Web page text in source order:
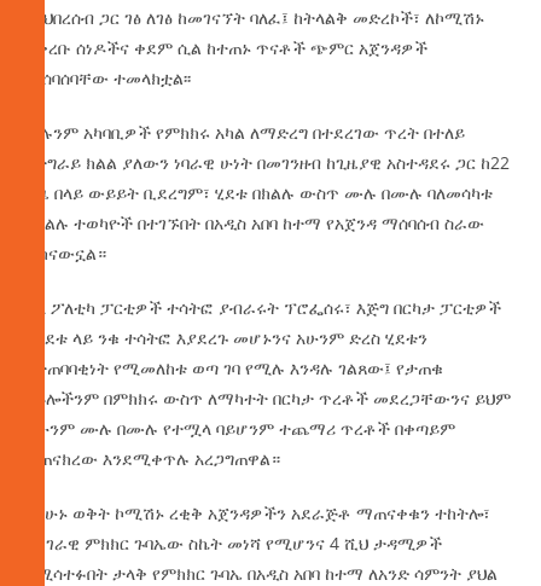
ማህበረሰብ ጋር ገፅ ለገፅ ከመገናኘት ባለፈ፤ ከትላልቅ መድረኮች፣ ለኮሚሽኑ
ከቀረቡ ሰነዶችና ቀደም ሲል ከተጠኑ ጥናቶች ጭምር አጀንዳዎች
መሰባሰባቸው ተመላክቷል፡፡
ሁሉንም አካባቢዎች የምክክሩ አካል ለማድረግ በተደረገው ጥረት በተለይ
በትግራይ ክልል ያለውን ነባራዊ ሁነት በመገንዘብ ከጊዜያዊ አስተዳደሩ ጋር ከ22
ጊዜ በላይ ውይይት ቢደረግም፣ ሂደቱ በክልሉ ውስጥ ሙሉ በሙሉ ባለመሳካቱ
የክልሉ ተወካዮች በተገኙበት በአዲስ አበባ ከተማ የአጀንዳ ማሰባሰብ ስራው
ተከናውኗል።
ስለ ፖለቲካ ፓርቲዎች ተሳትፎ ያብራሩት ፕሮፌሰሩ፣ እጅግ በርካታ ፓርቲዎች
በሂደቱ ላይ ንቁ ተሳትፎ እያደረጉ መሆኑንና አሁንም ድረስ ሂደቱን
በተጠባባቂነት የሚመለከቱ ወጣ ገባ የሚሉ እንዳሉ ገልጸው፤ የታጠቁ
ሃይሎችንም በምክክሩ ውስጥ ለማካተት በርካታ ጥረቶች መደረጋቸውንና ይህም
አሁንም ሙሉ በሙሉ የተሟላ ባይሆንም ተጨማሪ ጥረቶች በቀጣይም
ተጠናክረው እንደሚቀጥሉ አረጋግጠዋል።
በአሁኑ ወቅት ኮሚሽኑ ረቂቅ አጀንዳዎችን አደራጅቶ ማጠናቀቁን ተከትሎ፣
ለሀገራዊ ምክክር ጉባኤው ስኬት መነሻ የሚሆንና 4 ሺህ ታዳሚዎች
የሚሳተፉበት ታላቅ የምክክር ጉባኤ በአዲስ አበባ ከተማ ለአንድ ሳምንት ያህል